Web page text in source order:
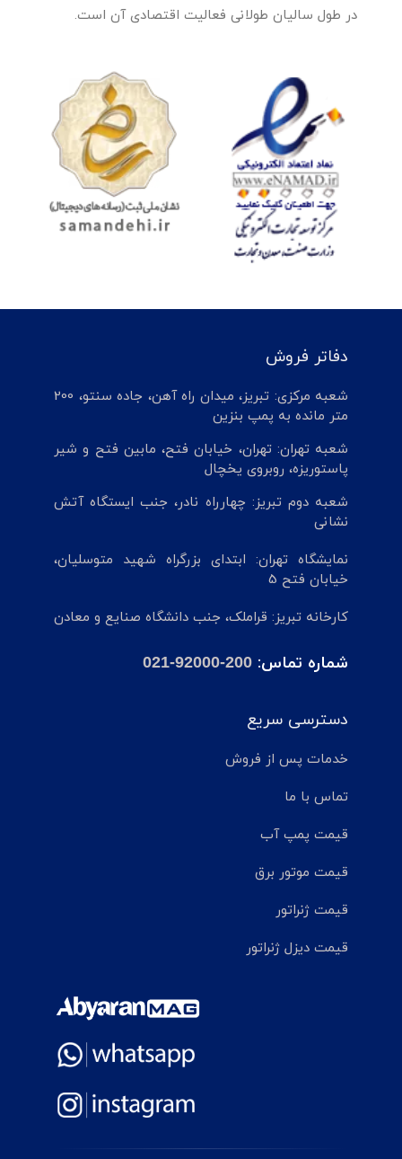
در طول سالیان طولانی فعالیت اقتصادی آن است.
دفاتر فروش
شعبه مرکزی: تبریز، میدان راه آهن، جاده سنتو، 200
متر مانده به پمپ بنزین
شعبه تهران: تهران، خیابان فتح، مابین فتح و شیر
پاستوریزه، روبروی یخچال
شعبه دوم تبریز: چهارراه نادر، جنب ایستگاه آتش
نشانی
نمایشگاه تهران: ابتدای بزرگراه شهید متوسلیان،
خیابان فتح 5
کارخانه تبریز: قراملک، جنب دانشگاه صنایع و معادن
شماره تماس: 021-92000-200
دسترسی سریع
خدمات پس از فروش
تماس با ما
قیمت پمپ آب
قیمت موتور برق
قیمت ژنراتور
قیمت دیزل ژنراتور